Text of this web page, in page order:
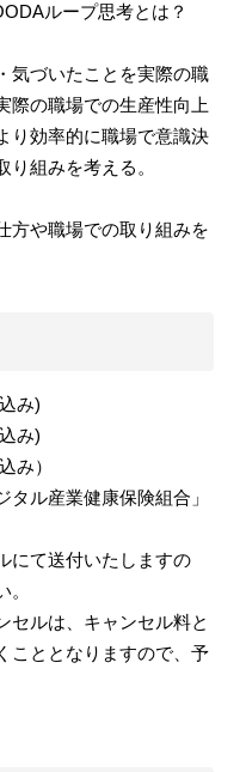
ループ思考とは？
づいたことを実際の職
際の職場での生産性向上
り効率的に職場で意識決
組みを考える。
や職場での取り組みを
み)
み)
み）
ル産業健康保険組合」
にて送付いたしますの
ルは、キャンセル料と
こととなりますので、予